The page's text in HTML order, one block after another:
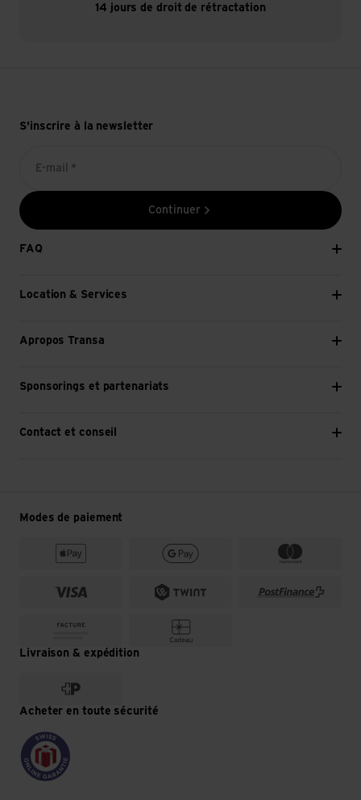
14 jours de droit de rétractation
S'inscrire à la newsletter
E-mail *
Continuer
FAQ
Location & Services
Apropos Transa
Sponsorings et partenariats
Contact et conseil
Modes de paiement
Livraison & expédition
Acheter en toute sécurité